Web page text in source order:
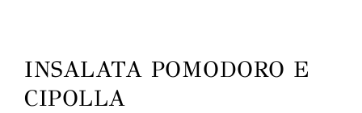
INSALATA POMODORO E
CIPOLLA